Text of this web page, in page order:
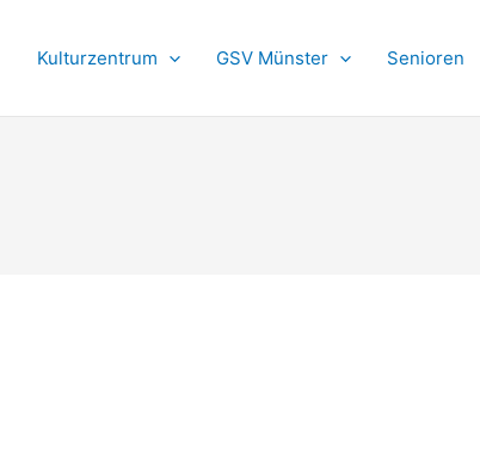
Kulturzentrum GSV Münster Senioren